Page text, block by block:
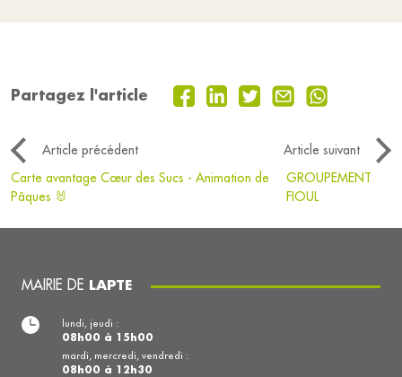
Partagez l'article
Article précédent
Article suivant
Carte avantage Cœur des Sucs - Animation de
Pâques 🐰
GROUPEMENT
FIOUL
MAIRIE DE LAPTE
lundi, jeudi :
08h00 à 15h00
mardi, mercredi, vendredi :
08h00 à 12h30